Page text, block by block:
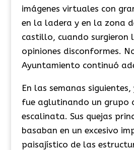
imágenes virtuales con
en la ladera y en la zona
castillo, cuando surgieron
opiniones disconformes.
Ayuntamiento continuó
En las semanas siguientes,
fue aglutinando un grupo
escalinata. Sus quejas
basaban en un excesivo
paisajístico de las